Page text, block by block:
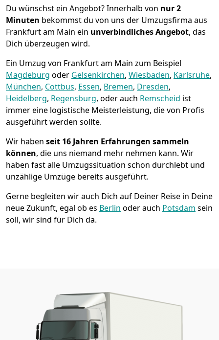
Du wünschst ein Angebot? Innerhalb von nur 2
Minuten bekommst du von uns der Umzugsfirma aus
Frankfurt am Main ein unverbindliches Angebot, das
Dich überzeugen wird.
Ein Umzug von Frankfurt am Main zum Beispiel
Magdeburg oder Gelsenkirchen, Wiesbaden, Karlsruhe,
München, Cottbus, Essen, Bremen, Dresden,
Heidelberg, Regensburg, oder auch Remscheid ist
immer eine logistische Meisterleistung, die von Profis
ausgeführt werden sollte.
Wir haben seit 16 Jahren Erfahrungen sammeln
können, die uns niemand mehr nehmen kann. Wir
haben fast alle Umzugssituation schon durchlebt und
unzählige Umzüge bereits ausgeführt.
Gerne begleiten wir auch Dich auf Deiner Reise in Deine
neue Zukunft, egal ob es Berlin oder auch Potsdam sein
soll, wir sind für Dich da.